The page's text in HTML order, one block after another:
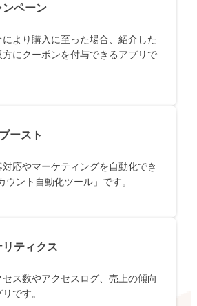
ンペーン
より購入に至った場合、紹介した
にクーポンを付与できるアプリで
ースト
応やマーケティングを自動化でき
ウント自動化ツール」です。
ティクス
ス数やアクセスログ、売上の傾向
です。